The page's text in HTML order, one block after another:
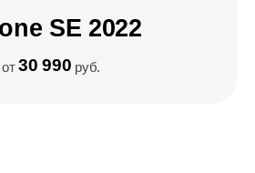
SE 2022
от30 990 руб.